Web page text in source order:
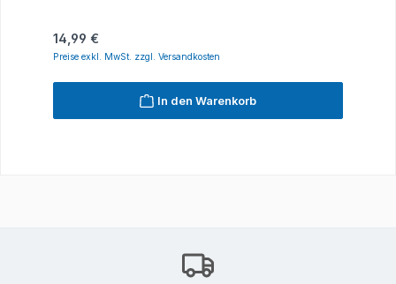
Regulärer Preis:
14,99 €
Preise exkl. MwSt. zzgl. Versandkosten
In den Warenkorb